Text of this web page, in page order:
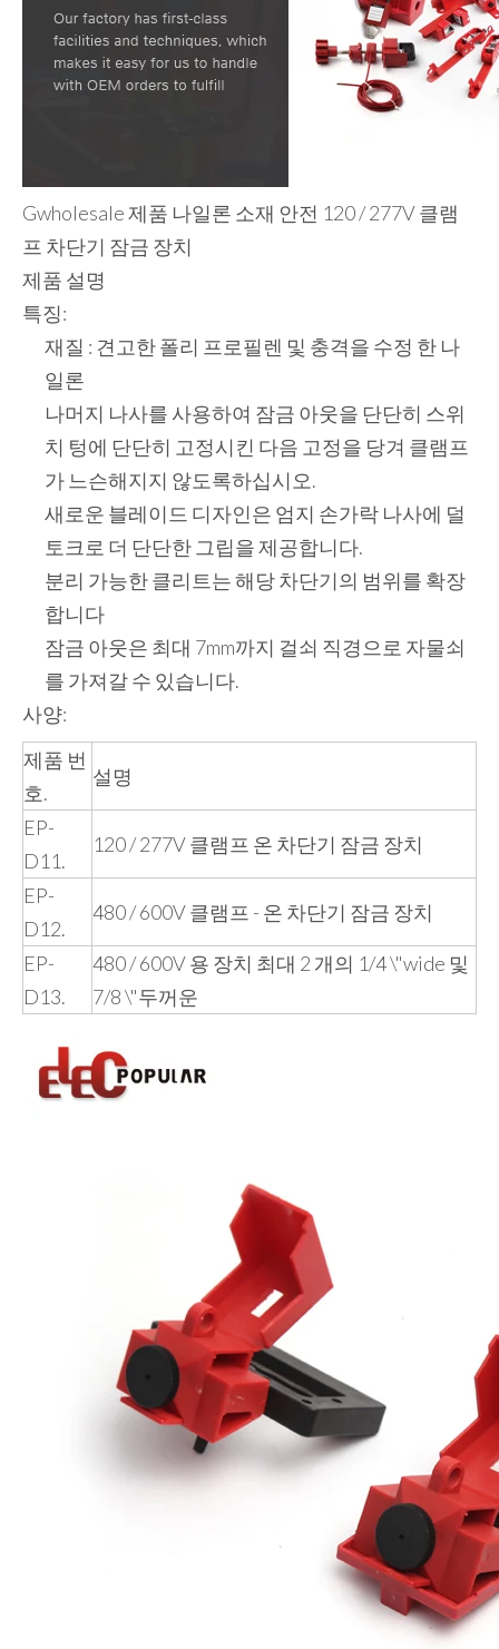
Gwholesale 제품 나일론 소재 안전 120 / 277V 클램
프 차단기 잠금 장치
제품 설명
특징:
재질 : 견고한 폴리 프로필렌 및 ​​충격을 수정 한 나
일론
나머지 나사를 사용하여 잠금 아웃을 단단히 스위
치 텅에 단단히 고정시킨 다음 고정을 당겨 클램프
가 느슨해지지 않도록하십시오.
새로운 블레이드 디자인은 엄지 손가락 나사에 덜
토크로 더 단단한 그립을 제공합니다.
분리 가능한 클리트는 해당 차단기의 범위를 확장
합니다
잠금 아웃은 최대 7mm까지 걸쇠 직경으로 자물쇠
를 가져갈 수 있습니다.
사양:
제품 번
호.
설명
EP-
D11.
120 / 277V 클램프 온 차단기 잠금 장치
EP-
D12.
480 / 600V 클램프 - 온 차단기 잠금 장치
EP-
D13.
480 / 600V 용 장치 최대 2 개의 1/4 \"wide 및
7/8 \"두꺼운